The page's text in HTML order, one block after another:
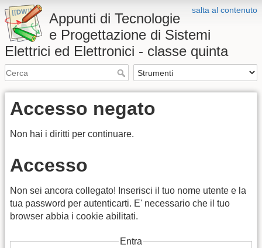
salta al contenuto
Appunti di Tecnologie
e Progettazione di Sistemi
Elettrici ed Elettronici - classe quinta
Accesso negato
Non hai i diritti per continuare.
Accesso
Non sei ancora collegato! Inserisci il tuo nome utente e la
tua password per autenticarti. E' necessario che il tuo
browser abbia i cookie abilitati.
Entra